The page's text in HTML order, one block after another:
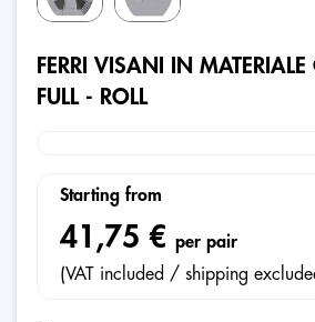
FERRI VISANI IN
FULL - ROLL
Starting from
41,75 € per pair
(VAT included / shipping